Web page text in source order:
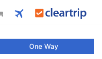
One Way